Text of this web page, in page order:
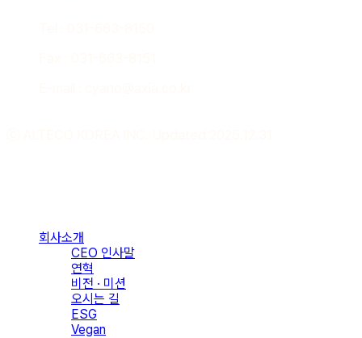
회사소개
CEO 인사말
연혁
비전 · 미션
오시는 길
ESG
Vegan